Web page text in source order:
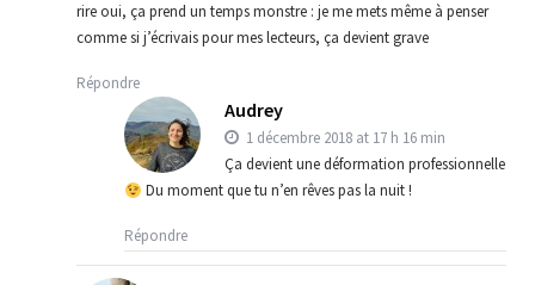
rire oui, ça prend un temps monstre : je me mets même à penser
comme si j’écrivais pour mes lecteurs, ça devient grave
Répondre
Audrey
1 décembre 2018 at 17 h 16 min
Ça devient une déformation professionnelle
Du moment que tu n’en rêves pas la nuit !
Répondre